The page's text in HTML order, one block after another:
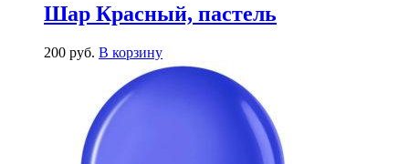
Шар Красный, пастель
200 руб. В корзину